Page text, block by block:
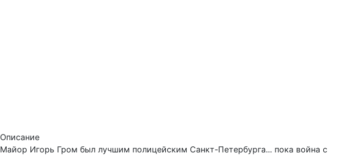
Описание
Майор Игорь Гром был лучшим полицейским Санкт-Петербурга... пока война с